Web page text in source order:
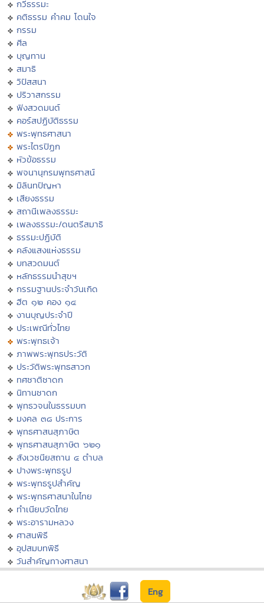
กวีธรรมะ
คติธรรม คำคม โดนใจ
กรรม
ศีล
บุญทาน
สมาธิ
วิปัสสนา
ปริวาสกรรม
ฟังสวดมนต์
คอร์สปฏิบัติธรรม
พระพุทธศาสนา
พระไตรปิฏก
หัวข้อธรรม
พจนานุกรมพุทธศาสน์
มิลินทปัญหา
เสียงธรรม
สถานีเพลงธรรมะ
เพลงธรรมะ/ดนตรีสมาธิ
ธรรมะปฏิบัติ
คลังแสงแห่งธรรม
บทสวดมนต์
หลักธรรมนำสุขฯ
กรรมฐานประจำวันเกิด
ฮีต ๑๒ คอง ๑๔
งานบุญประจำปี
ประเพณีทั่วไทย
พระพุทธเจ้า
ภาพพระพุทธประวัติ
ประวัติพระพุทธสาวก
ทศชาติชาดก
นิทานชาดก
พุทธวจนในธรรมบท
มงคล ๓๘ ประการ
พุทธศาสนสุภาษิต
พุทธศาสนสุภาษิต ๖๒๑
สังเวชนียสถาน ๔ ตำบล
ปางพระพุทธรูป
พระพุทธรูปสำคัญ
พระพุทธศาสนาในไทย
ทำเนียบวัดไทย
พระอารามหลวง
ศาสนพิธี
อุปสมบทพิธี
วันสำคัญทางศาสนา
Eng